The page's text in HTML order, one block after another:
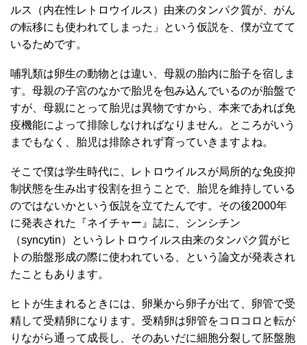
ルス（内在性レトロウイルス）由来のタンパク質が、がん
の転移にも使われてしまった」という仮説を、僕が立てて
いるためです。
哺乳類は卵生の動物とは違い、母親の胎内に胎子を宿しま
す。母親の子宮のなかで胎児を包み込んでいるのが胎盤で
すが、母親にとって胎児は異物ですから、本来であれば免
疫機能によって排除しなければなりません。ところがいう
までもなく、胎児は排除されず育っていきますよね。
そこで僕は学生時代に、レトロウイルスが局所的な免疫抑
制状態を生み出す役割を担うことで、胎児を維持している
のではないかという仮説を立てたんです。その後2000年
に発表された『ネイチャー』誌に、シンシチン
（syncytin）というレトロウイルス由来のタンパク質がヒ
トの胎盤形成の際に使われている、という論文が発表され
たこともあります。
ヒトが生まれるときには、卵巣から卵子が出て、卵管で受
精して受精卵になります。受精卵は卵管をコロコロと転が
りながら通って成長し、そのあいだに細胞分裂して胚盤胞